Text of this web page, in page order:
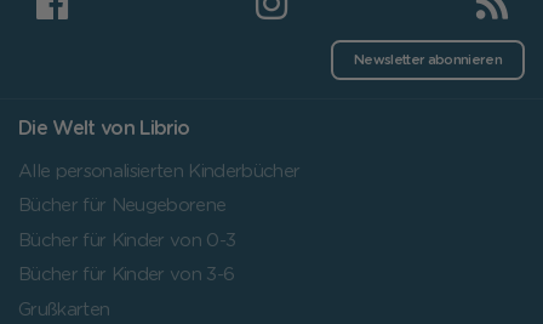
Newsletter abonnieren
Die Welt von Librio
Alle personalisierten Kinderbücher
Bücher für Neugeborene
Bücher für Kinder von 0-3
Bücher für Kinder von 3-6
Grußkarten